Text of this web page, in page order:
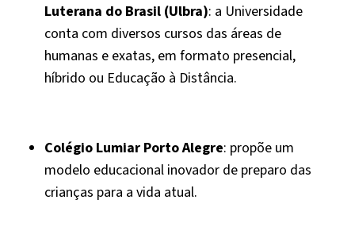
Luterana do Brasil (Ulbra): a Universidade
conta com diversos cursos das áreas de
humanas e exatas, em formato presencial,
híbrido ou Educação à Distância.
Colégio Lumiar Porto Alegre: propõe um
modelo educacional inovador de preparo das
crianças para a vida atual.